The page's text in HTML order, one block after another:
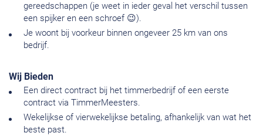
gereedschappen (je weet in ieder geval het verschil tussen
een spijker en een schroef 😉).
Je woont bij voorkeur binnen ongeveer 25 km van ons
bedrijf.
Wij Bieden
Een direct contract bij het timmerbedrijf of een eerste
contract via TimmerMeesters.
Wekelijkse of vierwekelijkse betaling, afhankelijk van wat het
beste past.